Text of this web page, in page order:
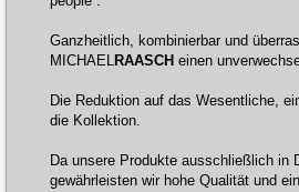
Ganzheitlich, kombinierbar und
MICHAELRAASCH einen
Die Reduktion auf das Wesentliche,
die Kollektion.
Da unsere Produkte ausschließlich in
gewährleisten wir hohe Qualität und